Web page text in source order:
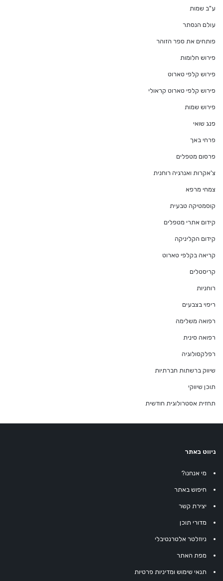
ע"ב שמות
עולם הנסתר
פותחים את ספר הזוהר
פירוש חלומות
פירוש קלפי טארוט
פירוש קלפי טארוט קראולי
פירוש שמות
פנג שואי
פרחי באך
פרסום מטפלים
צ'אקרות ואנרגיה רוחנית
צמחי מרפא
קוסמטיקה טבעית
קידום אתרי מטפלים
קידום הקליניקה
קריאה בקלפי טארוט
קריסטלים
רוחניות
ריפוי בצבעים
רפואה משלימה
רפואה סינית
רפלקסולוגיה
שיווק ברשתות חברתיות
תוכן שיווקי
תחזית אסטרולוגית חודשית
ניווט באתר
מי אנחנו?
חיפוש באתר
יצירת קשר
מדורי תוכן
ניוזלטר אלטרנטיבלי
מפת האתר
תנאי שימוש ומדיניות פרטיות